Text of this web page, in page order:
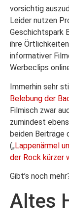
vorsichtig
Leider nutzen
Geschichtspark
ihre
informativer
Werbeclips
Immerhin sehr
Belebung der
Filmisch zwar
zumindest
beiden Beiträge
(„Lappenärmel
der Rock kürzer
Gibt’s noch
Altes